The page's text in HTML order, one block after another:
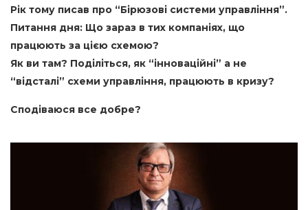
Рік тому писав про “Бірюзові системи управління”.
Питання дня: Що зараз в тих компаніях, що
працюють за цією схемою?
Як ви там? Поділіться, як “інноваційні” а не
“відсталі” схеми управління, працюють в кризу?
Сподіваюся все добре?